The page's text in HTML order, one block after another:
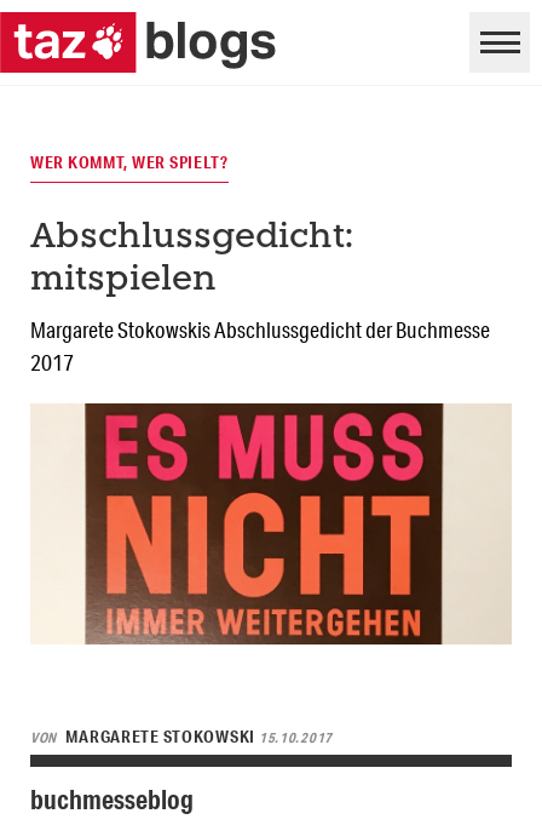
WER KOMMT, WER SPIELT?
Abschlussgedicht:
mitspielen
Margarete Stokowskis Abschlussgedicht der Buchmesse
2017
VON MARGARETE STOKOWSKI 15.10.2017
buchmesseblog